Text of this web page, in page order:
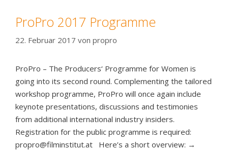
ProPro 2017 Programme
22. Februar 2017 von propro
ProPro – The Producers‘ Programme for Women is
going into its second round. Complementing the tailored
workshop programme, ProPro will once again include
keynote presentations, discussions and testimonies
from additional international industry insiders.
Registration for the public programme is required:
propro@filminstitut.at Here’s a short overview: →